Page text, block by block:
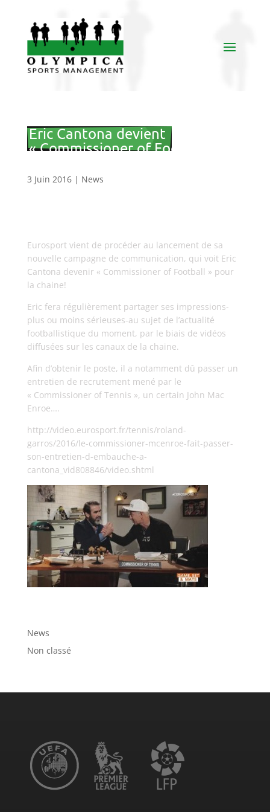
Eric Cantona devient
« Commissioner of Football »
3 Juin 2016| News
Eurosport vient de procéder au lancement de sa
nouvelle campagne de communication, qui voit Eric
Cantona devenir « Commissioner of Football » pour
la chaine!
Eric fera régulièrement partager ses impressions-
plus ou moins sérieuses-au sujet de l’actualité
footballistique du moment, par le biais de vidéos
diffusées sur les canaux de la chaine.
Afin d’obtenir le poste, il a notamment dû passer un
entretien de recrutement mené par le
« Commissioner of Tennis », un certain John Mac
Enroe….
http://video.eurosport.fr/tennis/roland-
garros/2016/le-commissioner-mcenroe-fait-passer-
son-entretien-d-embauche-a-
cantona_vid808846/video.shtml
News
Non classé